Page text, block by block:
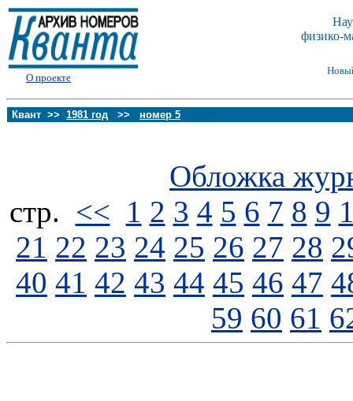
О проекте
физико-
Квант >> 1981 год >> номер 5
Обложка
стp. << 1 2 3 4 5 6 7 8 9
21 22 23 24 25 26 27 28
40 41 42 43 44 45 46 47
59 60 61